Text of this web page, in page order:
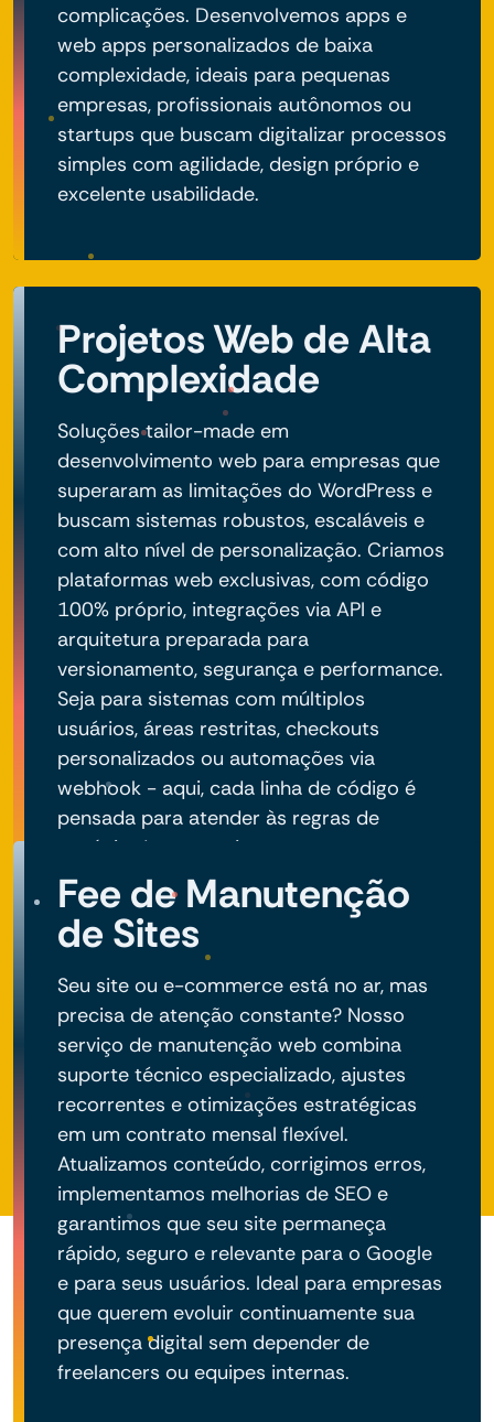
complicações. Desenvolvemos apps e
web apps personalizados de baixa
complexidade, ideais para pequenas
empresas, profissionais autônomos ou
startups que buscam digitalizar processos
simples com agilidade, design próprio e
excelente usabilidade.
Projetos Web de Alta
Complexidade
Soluções tailor-made em
desenvolvimento web para empresas que
superaram as limitações do WordPress e
buscam sistemas robustos, escaláveis e
com alto nível de personalização. Criamos
plataformas web exclusivas, com código
100% próprio, integrações via API e
arquitetura preparada para
versionamento, segurança e performance.
Seja para sistemas com múltiplos
usuários, áreas restritas, checkouts
personalizados ou automações via
webhook - aqui, cada linha de código é
pensada para atender às regras de
negócio do seu projeto.
Fee de Manutenção
de Sites
Seu site ou e-commerce está no ar, mas
precisa de atenção constante? Nosso
serviço de manutenção web combina
suporte técnico especializado, ajustes
recorrentes e otimizações estratégicas
em um contrato mensal flexível.
Atualizamos conteúdo, corrigimos erros,
implementamos melhorias de SEO e
garantimos que seu site permaneça
rápido, seguro e relevante para o Google
e para seus usuários. Ideal para empresas
que querem evoluir continuamente sua
presença digital sem depender de
freelancers ou equipes internas.